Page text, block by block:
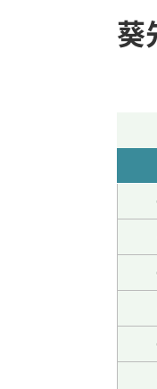
我也
今日
育儿
听了
谢谢
钱再
昨晚
做了
葵